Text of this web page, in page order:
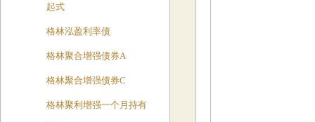
起式
格林泓盈利率债
格林聚合增强债券A
格林聚合增强债券C
格林聚利增强一个月持有